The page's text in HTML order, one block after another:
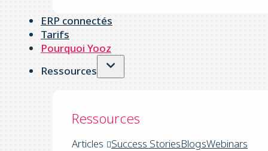
ERP connectés
Tarifs
Pourquoi Yooz
Ressources
Ressources
Articles Success StoriesBlogsWebinars